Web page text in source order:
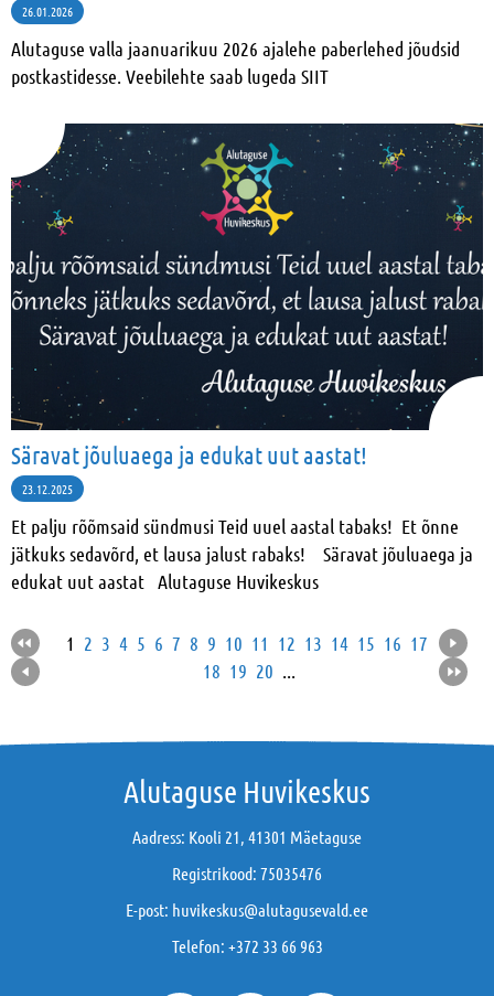
26.01.2026
Alutaguse valla jaanuarikuu 2026 ajalehe paberlehed jõudsid
postkastidesse. Veebilehte saab lugeda SIIT
Säravat jõuluaega ja edukat uut aastat!
23.12.2025
Et palju rõõmsaid sündmusi Teid uuel aastal tabaks! Et õnne
jätkuks sedavõrd, et lausa jalust rabaks! Säravat jõuluaega ja
edukat uut aastat Alutaguse Huvikeskus
1 2 3 4 5 6 7 8 9 10 11 12 13 14 15 16 17
18 19 20 ...
Alutaguse Huvikeskus
Aadress: Kooli 21, 41301 Mäetaguse
Registrikood: 75035476
E-post: huvikeskus@alutagusevald.ee
Telefon: +372 33 66 963